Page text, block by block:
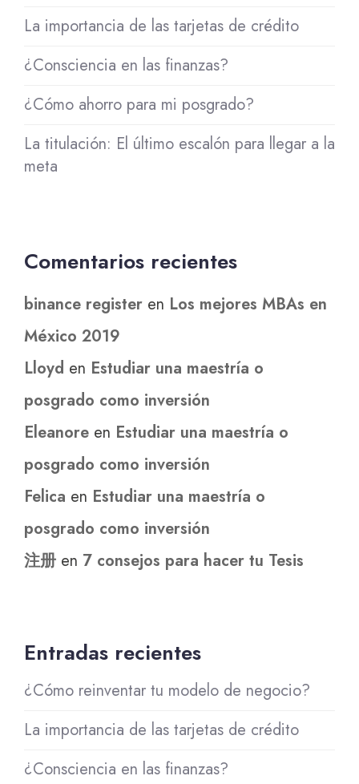
La importancia de las tarjetas de crédito
¿Consciencia en las finanzas?
¿Cómo ahorro para mi posgrado?
La titulación: El último escalón para llegar a la
meta
Comentarios recientes
binance register en Los mejores MBAs en
México 2019
Lloyd en Estudiar una maestría o
posgrado como inversión
Eleanore en Estudiar una maestría o
posgrado como inversión
Felica en Estudiar una maestría o
posgrado como inversión
注册 en 7 consejos para hacer tu Tesis
Entradas recientes
¿Cómo reinventar tu modelo de negocio?
La importancia de las tarjetas de crédito
¿Consciencia en las finanzas?